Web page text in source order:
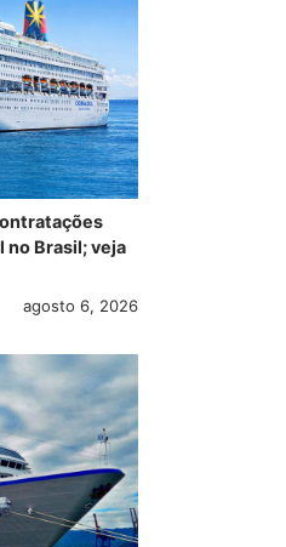
no Brasil; veja
agosto 6, 2026